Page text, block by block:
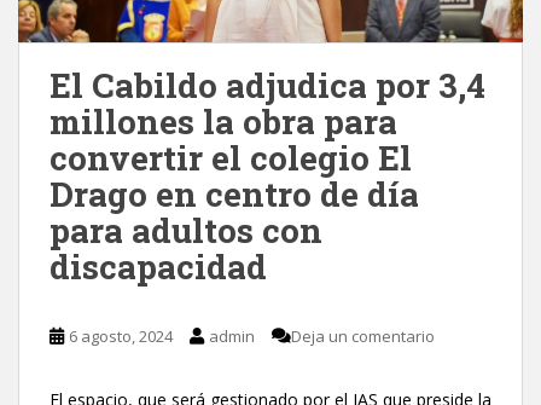
El Cabildo adjudica por 3,4
millones la obra para
convertir el colegio El
Drago en centro de día
para adultos con
discapacidad
6 agosto, 2024 admin Deja un comentario
El espacio, que será gestionado por el IAS que preside la